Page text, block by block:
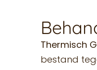
Thermisch
bestand